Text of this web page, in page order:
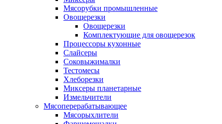
Мясорубки промышленные
Овощерезки
Овощерезки
Комплектующие для овощерезок
Процессоры кухонные
Слайсеры
Соковыжималки
Тестомесы
Хлеборезки
Миксеры планетарные
Измельчители
Мясоперерабатывающее
Мясорыхлители